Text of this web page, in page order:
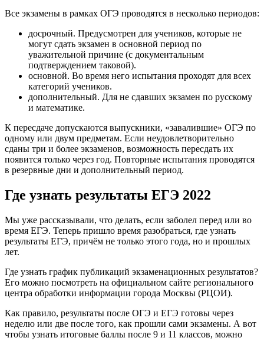
Все экзамены в рамках ОГЭ проводятся в несколько периодов:
досрочный. Предусмотрен для учеников, которые не
могут сдать экзамен в основной период по
уважительной причине (с документальным
подтверждением таковой).
основной. Во время него испытания проходят для всех
категорий учеников.
дополнительный. Для не сдавших экзамен по русскому
и математике.
К пересдаче допускаются выпускники, «завалившие» ОГЭ по
одному или двум предметам. Если неудовлетворительно
сданы три и более экзаменов, возможность пересдать их
появится только через год. Повторные испытания проводятся
в резервные дни и дополнительный период.
Где узнать результаты ЕГЭ 2022
Мы уже рассказывали, что делать, если заболел перед или во
время ЕГЭ. Теперь пришло время разобраться, где узнать
результаты ЕГЭ, причём не только этого года, но и прошлых
лет.
Где узнать график публикаций экзаменационных результатов?
Его можно посмотреть на официальном сайте регионального
центра обработки информации города Москвы (РЦОИ).
Как правило, результаты после ОГЭ и ЕГЭ готовы через
неделю или две после того, как прошли сами экзамены. А вот
чтобы узнать итоговые баллы после 9 и 11 классов, можно